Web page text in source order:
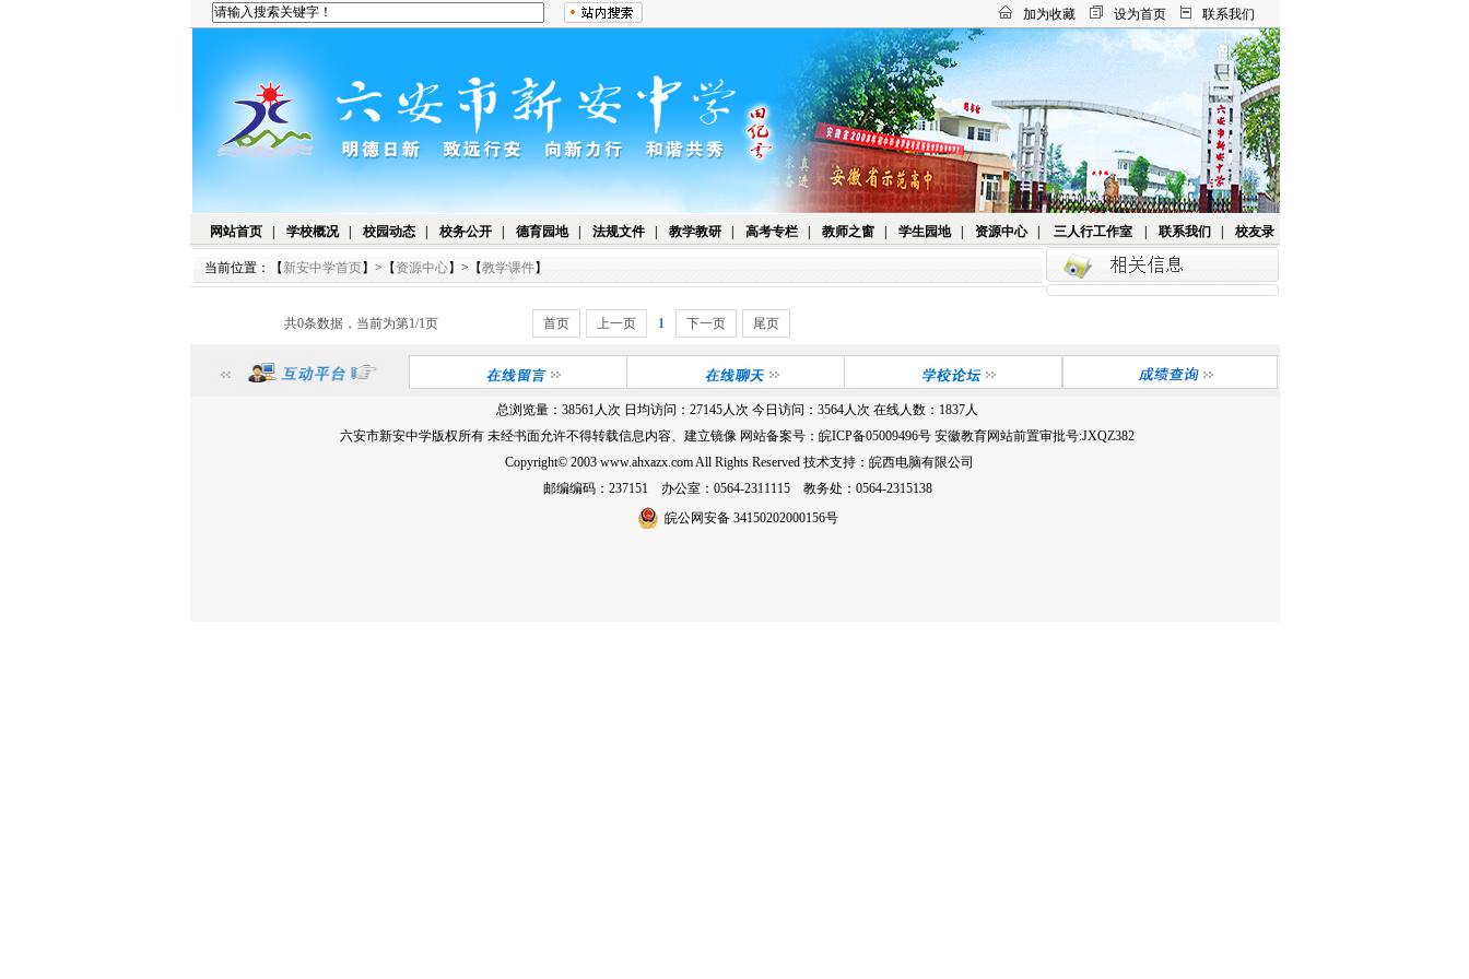
加为收藏 设为首页 联系我们
网站首页 学校概况 校园动态 校务公开 德育园地 法规文件 教学教研 高考专栏 教师之窗 学生园地 资源中心 三人行工作室 联系我们 校友录
当前位置：【 新安中学首页】>【 资源中心】>【教学课件】
共0条数据，当前为第1/1页 首页 上一页 1 下一页 尾页
总浏览量： 38561人次 日均访问： 27145人次 今日访问： 3564人次 在线人数： 1837人
六安市新安中学版权所有 未经书面允许不得转载信息内容、建立镜像 网站备案号： 皖ICP备05009496号 安徽教育网站前置审批号:JXQZ382
Copyright© 2003 www.ahxazx.com All Rights Reserved 技术支持：皖西电脑有限公司
邮编编码：237151 办公室：0564-2311115 教务处：0564-2315138
皖公网安备 34150202000156号